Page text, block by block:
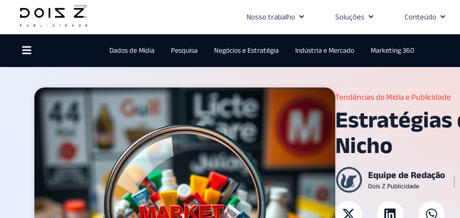
Nosso trabalho Soluções Conteúdo
Dados de Mídia Pesquisa Negócios e Estratégia Indústria e Mercado Marketing 360
Tendências de Mídia e Publicidade
Estratégias
Nicho
Equipe de Redação
Dois Z Publicidade